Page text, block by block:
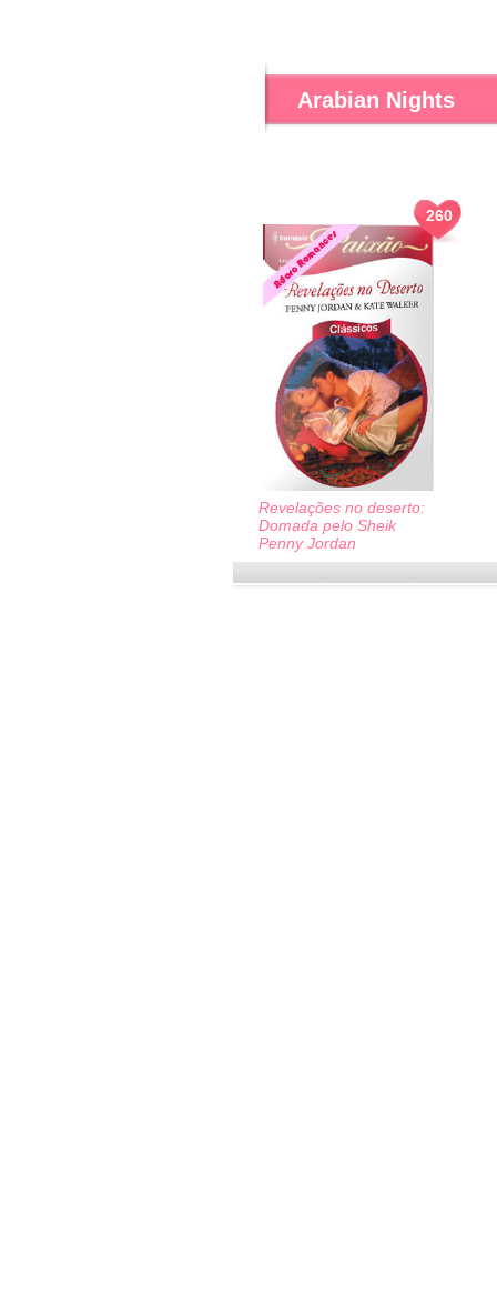
Arabian Nights
260
Revelações no deserto:
Domada pelo Sheik
Penny Jordan